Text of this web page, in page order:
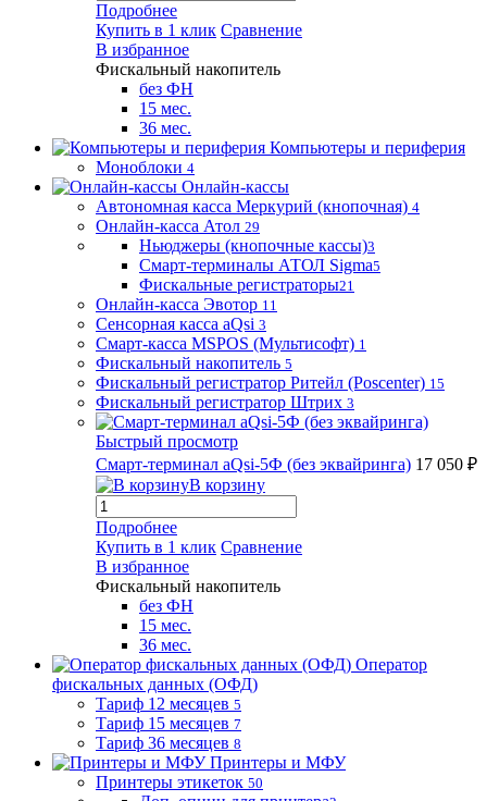
Подробнее
Купить в 1 клик Сравнение
В избранное
Фискальный накопитель
без ФН
15 мес.
36 мес.
Компьютеры и периферия
Моноблоки 4
Онлайн-кассы
Автономная касса Меркурий (кнопочная) 4
Онлайн-касса Атол 29
Ньюджеры (кнопочные кассы)3
Смарт-терминалы АТОЛ Sigma5
Фискальные регистраторы21
Онлайн-касса Эвотор 11
Сенсорная касса aQsi 3
Смарт-касса MSPOS (Мультисофт) 1
Фискальный накопитель 5
Фискальный регистратор Ритейл (Poscenter) 15
Фискальный регистратор Штрих 3
Быстрый просмотр
Смарт-терминал aQsi-5Ф (без эквайринга) 17 050 ₽
В корзину
Подробнее
Купить в 1 клик Сравнение
В избранное
Фискальный накопитель
без ФН
15 мес.
36 мес.
Оператор
фискальных данных (ОФД)
Тариф 12 месяцев 5
Тариф 15 месяцев 7
Тариф 36 месяцев 8
Принтеры и МФУ
Принтеры этикеток 50